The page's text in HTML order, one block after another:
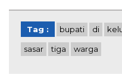
Tag : bupati di
sasar tiga warga